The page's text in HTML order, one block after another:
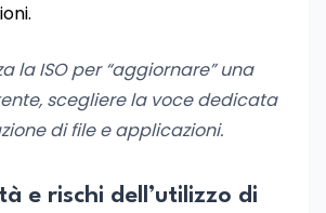
la ISO per “aggiornare” una
scegliere la voce dedicata
di file e applicazioni.
e rischi dell’utilizzo di